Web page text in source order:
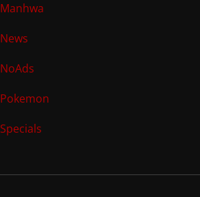
Manhwa
News
NoAds
Pokemon
Specials